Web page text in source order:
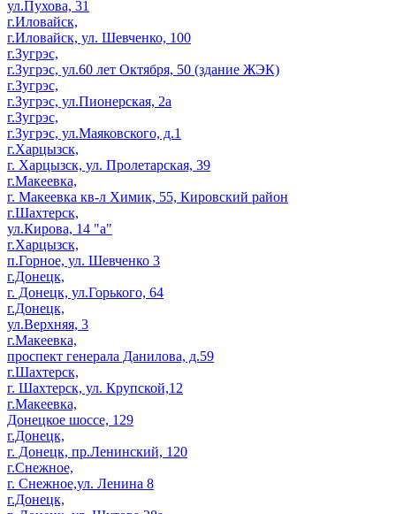
ул.Пухова, 31
г.Иловайск,
г.Иловайск, ул. Шевченко, 100
г.Зугрэс,
г.Зугрэс, ул.60 лет Октября, 50 (здание ЖЭК)
г.Зугрэс,
г.Зугрэс, ул.Пионерская, 2а
г.Зугрэс,
г.Зугрэс, ул.Маяковского, д.1
г.Харцызск,
г. Харцызск, ул. Пролетарская, 39
г.Макеевка,
г. Макеевка кв-л Химик, 55, Кировский район
г.Шахтерск,
ул.Кирова, 14 "а"
г.Харцызск,
п.Горное, ул. Шевченко 3
г.Донецк,
г. Донецк, ул.Горького, 64
г.Донецк,
ул.Верхняя, 3
г.Макеевка,
проспект генерала Данилова, д.59
г.Шахтерск,
г. Шахтерск, ул. Крупской,12
г.Макеевка,
Донецкое шоссе, 129
г.Донецк,
г. Донецк, пр.Ленинский, 120
г.Снежное,
г. Снежное,ул. Ленина 8
г.Донецк,